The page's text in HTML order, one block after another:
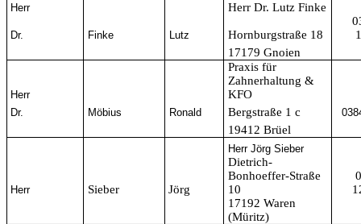
Herr Herr Dr. Lutz Finke
Dr. Finke Lutz Hornburgstraße 18
17179 Gnoien
Herr
Praxis für
Zahnerhaltung &
KFO
Dr. Möbius Ronald Bergstraße 1 c
19412 Brüel
Herr Jörg Sieber
Herr Sieber Jörg
Dietrich-
Bonhoeffer-Straße
10
17192 Waren
(Müritz)